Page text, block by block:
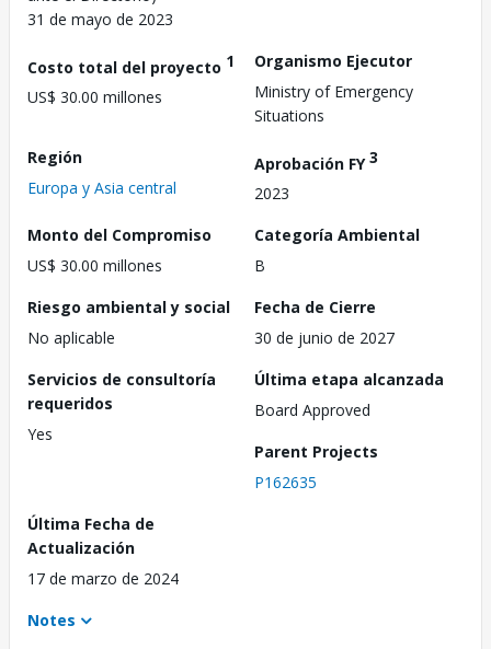
31 de mayo de 2023
Costo total del proyecto 1
US$ 30.00 millones
Organismo Ejecutor
Ministry of Emergency
Situations
Región
Europa y Asia central
Aprobación FY3
2023
Monto del Compromiso
US$ 30.00 millones
Categoría Ambiental
B
Riesgo ambiental y social
No aplicable
Fecha de Cierre
30 de junio de 2027
Servicios de consultoría
requeridos
Yes
Última etapa alcanzada
Board Approved
Parent Projects
P162635
Última Fecha de
Actualización
17 de marzo de 2024
Notes